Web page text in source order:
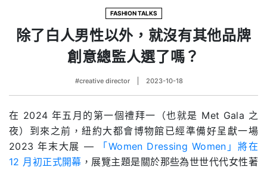
FASHION TALKS
除了白人男性以外，就沒有其他品牌
創意總監人選了嗎？
#creative director 2023-10-18
在 2024 年五月的第一個禮拜一（也就是 Met Gala 之
夜）到來之前，紐約大都會博物館已經準備好呈獻一場
2023 年末大展 —
「Women Dressing Women」將在
12 月初正式開幕 ，展覽主題是關於那些為世世代代女性著